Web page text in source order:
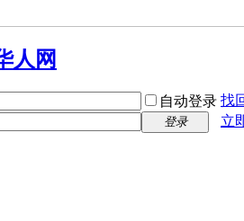
自动登录 找
登录
立